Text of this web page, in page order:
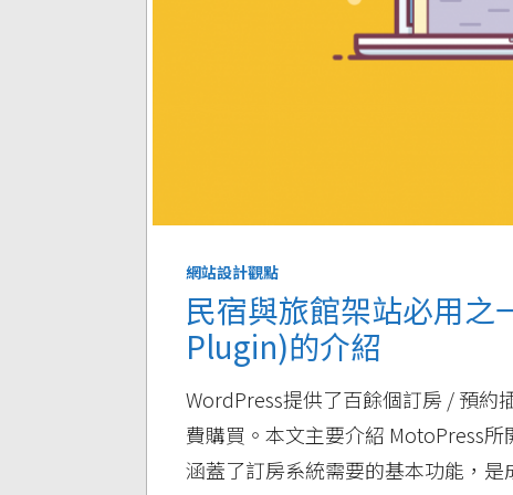
網站設計觀點
民宿與旅館架站必用
Plugin)的介紹
WordPress提供了百餘個訂房 / 預約
費購買。本文主要介紹 MotoPress
涵蓋了訂房系統需要的基本功能，